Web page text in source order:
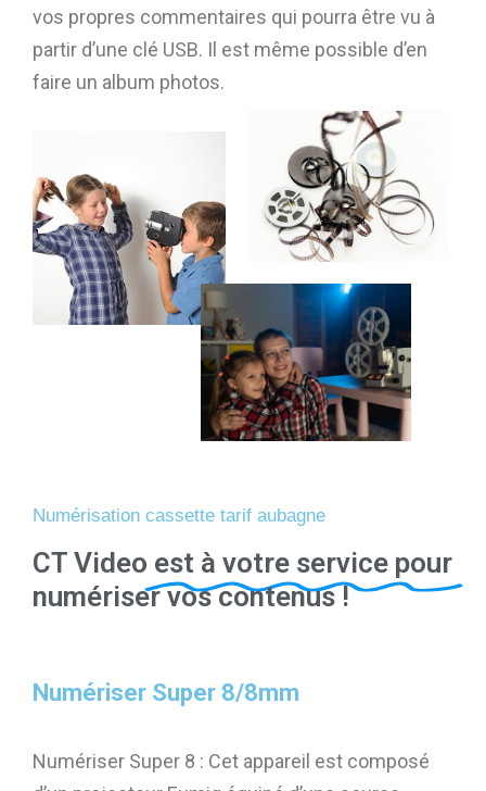
Numérisation cassette tarif aubagne
CT Video est à votre service pour
numériser vos contenus !
Numériser Super 8/8mm
Numériser Super 8 : Cet appareil est composé
vos propres commentaires qui pourra être vu à
partir d’une clé USB. Il est même possible d’en
faire un album photos.